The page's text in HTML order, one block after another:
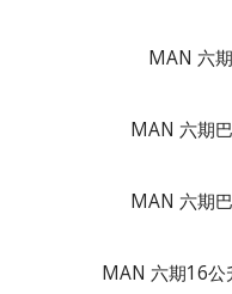
MAN 六
MAN 六期
MAN 六期
MAN 六期16